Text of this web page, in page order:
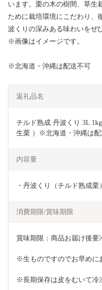
います。栗の木の樹間、草生
ために栽培環境にこだわり、
波くりの深みある味わいをぜ
※画像はイメージです。
※北海道・沖縄は配送不可
返礼品名
チルド熟成 丹波くり 3L
生栗 ）※北海道・沖縄は配
内容量
・丹波くり（チルド熟成栗
消費期限/賞味期限
賞味期限：商品お届け後要
※生ものですのでお早めに
※長期保存は皮をむいて冷